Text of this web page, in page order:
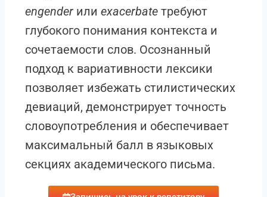
engender или exacerbate требуют
глубокого понимания контекста и
сочетаемости слов. Осознанный
подход к вариативности лексики
позволяет избежать стилистических
девиаций, демонстрирует точность
словоупотребления и обеспечивает
максимальный балл в языковых
секциях академического письма.